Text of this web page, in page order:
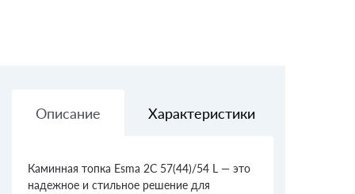
Описание Характеристики
Каминная топка Esma 2С 57(44)/54 L — это
надежное и стильное решение для